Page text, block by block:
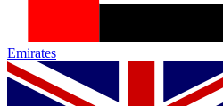
Emirates